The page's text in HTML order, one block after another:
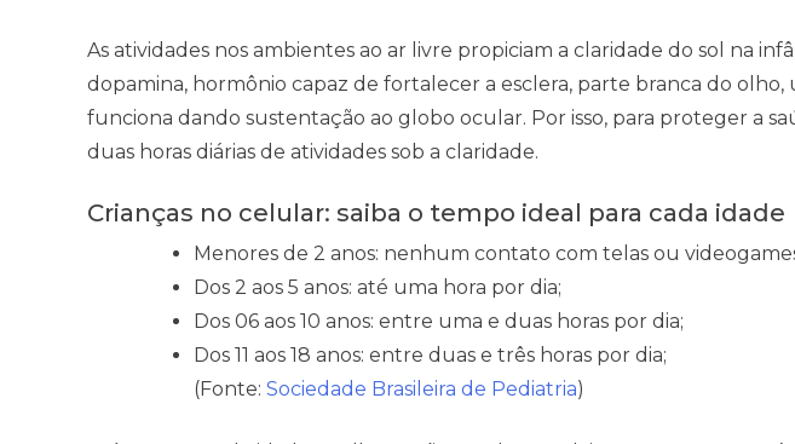
As atividades nos ambientes ao ar livre propiciam a claridade do sol na
dopamina, hormônio capaz de fortalecer a esclera, parte branca do
funciona dando sustentação ao globo ocular. Por isso, para proteger a
duas horas diárias de atividades sob a claridade.
Crianças no celular: saiba o tempo ideal para cada idade
Menores de 2 anos: nenhum contato com telas ou
Dos 2 aos 5 anos: até uma hora por dia;
Dos 06 aos 10 anos: entre uma e duas horas por dia;
Dos 11 aos 18 anos: entre duas e três horas por dia;
(Fonte: Sociedade Brasileira de Pediatria)